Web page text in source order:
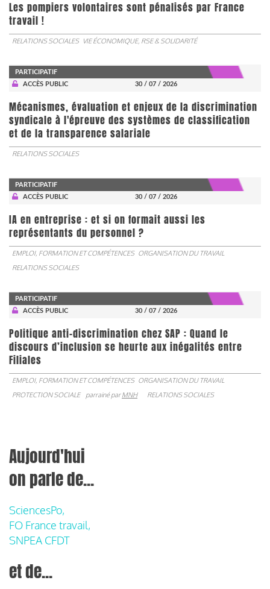
Les pompiers volontaires sont pénalisés par France
travail !
RELATIONS SOCIALES VIE ÉCONOMIQUE, RSE & SOLIDARITÉ
PARTICIPATIF
ACCÈS PUBLIC
30 / 07 / 2026
Mécanismes, évaluation et enjeux de la discrimination
syndicale à l'épreuve des systèmes de classification
et de la transparence salariale
RELATIONS SOCIALES
PARTICIPATIF
ACCÈS PUBLIC
30 / 07 / 2026
IA en entreprise : et si on formait aussi les
représentants du personnel ?
EMPLOI, FORMATION ET COMPÉTENCES ORGANISATION DU TRAVAIL
RELATIONS SOCIALES
PARTICIPATIF
ACCÈS PUBLIC
30 / 07 / 2026
Politique anti-discrimination chez SAP : Quand le
discours d’inclusion se heurte aux inégalités entre
Filiales
EMPLOI, FORMATION ET COMPÉTENCES ORGANISATION DU TRAVAIL
PROTECTION SOCIALE
parrainé parMNH RELATIONS SOCIALES
Aujourd'hui
on parle de...
SciencesPo,
FO France travail,
SNPEA CFDT
et de...